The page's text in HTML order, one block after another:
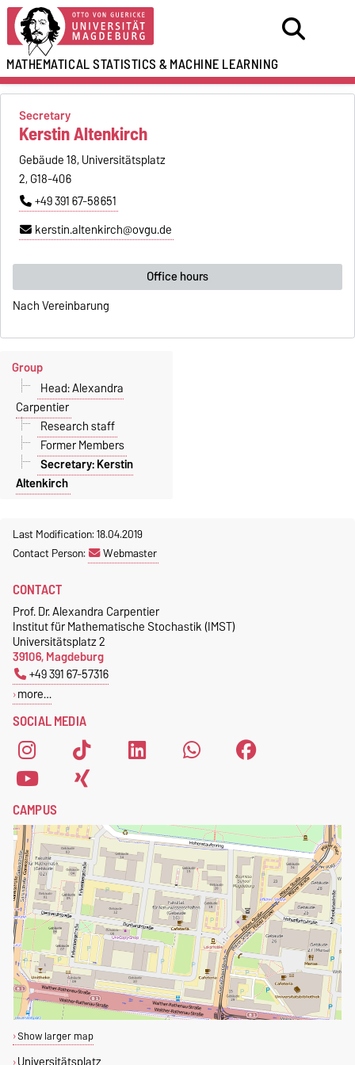
MATHEMATICAL STATISTICS&MACHINE LEARNING
Secretary
Kerstin Altenkirch
Gebäude 18, Universitätsplatz
2, G18-406
+49 391 67-58651
kerstin.altenkirch@ovgu.de
Office hours
Nach Vereinbarung
Group
Head: Alexandra
Carpentier
Research staff
Former Members
Secretary: Kerstin
Altenkirch
Last Modification: 18.04.2019
Contact Person:
Webmaster
SOCIAL MEDIA
CONTACT
Prof. Dr. Alexandra Carpentier
Institut für Mathematische Stochastik (IMST)
Universitätsplatz 2
39106, Magdeburg
+49 391 67-57316
more…
CAMPUS
Show larger map